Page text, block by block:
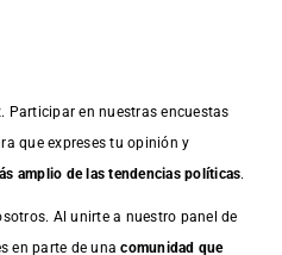
Participar en nuestras encuestas
que expreses tu opinión y
amplio de las tendencias políticas.
Al unirte a nuestro panel de
en parte de unacomunidad que